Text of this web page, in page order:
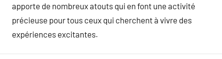
apporte de nombreux atouts qui en font une activité
précieuse pour tous ceux qui cherchent à vivre des
expériences excitantes.